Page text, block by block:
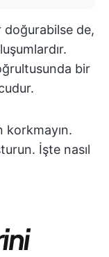
doğurabilse de,
bir
korkmayın.
İşte nasıl